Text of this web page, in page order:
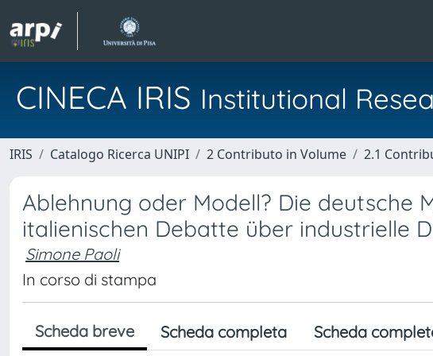
CINECA IRIS Institutional
IRIS Catalogo Ricerca UNIPI 2 Contributo in Volume 2.1
Ablehnung oder Modell? Die deutsche
italienischen Debatte über industrielle
Simone Paoli
In corso di stampa
Scheda breve Scheda completa Scheda